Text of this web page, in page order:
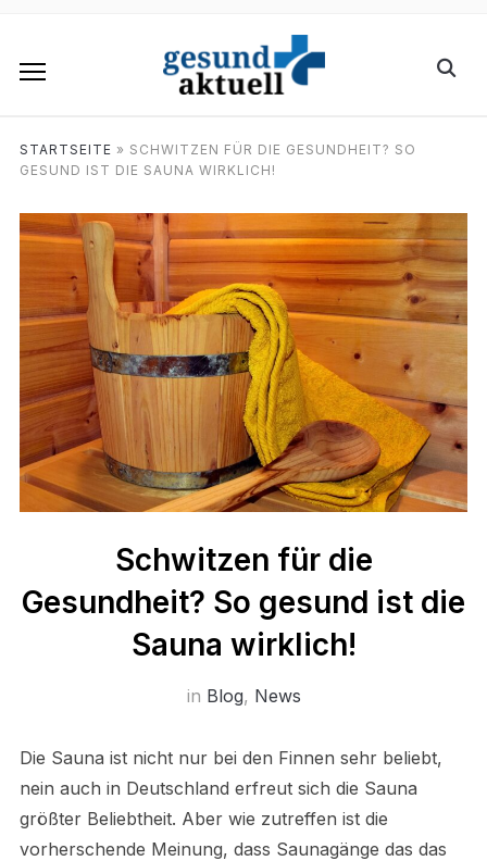
STARTSEITE » SCHWITZEN FÜR DIE GESUNDHEIT? SO
GESUND IST DIE SAUNA WIRKLICH!
Schwitzen für die
Gesundheit? So gesund ist die
Sauna wirklich!
in Blog, News
Die Sauna ist nicht nur bei den Finnen sehr beliebt,
nein auch in Deutschland erfreut sich die Sauna
größter Beliebtheit. Aber wie zutreffen ist die
vorherschende Meinung, dass Saunagänge das das